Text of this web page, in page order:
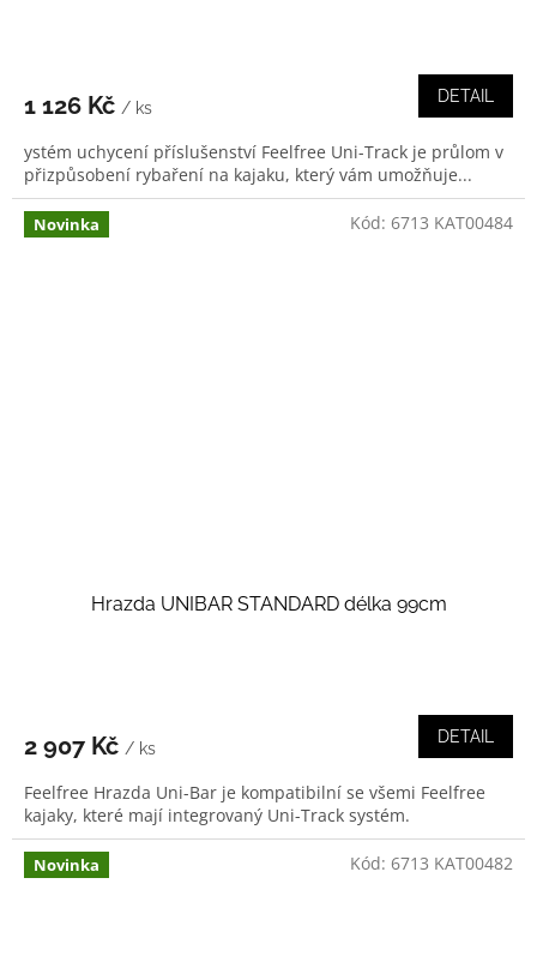
1 126 Kč / ks
DETAIL
ystém uchycení příslušenství Feelfree Uni-Track je průlom v
přizpůsobení rybaření na kajaku, který vám umožňuje...
Novinka
Hrazda UNIBAR STANDARD délka 99cm
2 907 Kč / ks
DETAIL
Feelfree Hrazda Uni-Bar je kompatibilní se všemi Feelfree
kajaky, které mají integrovaný Uni-Track systém.
Kód: 6713 KAT00484
Novinka Kód: 6713 KAT00482